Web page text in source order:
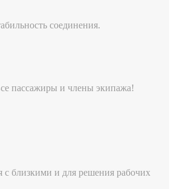
соединения.
пассажиры и члены экипажа!
близкими и для решения рабочих